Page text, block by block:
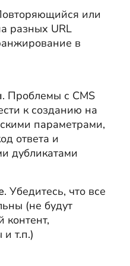
или
разных URL
в
. Проблемы с CMS
к созданию на
параметрами,
ответа и
дубликатами
. Убедитесь, что все
(не будут
контент,
т.п.)